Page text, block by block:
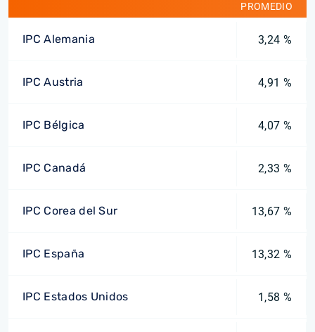
PROMEDIO
IPC Alemania 3,24 %
IPC Austria 4,91 %
IPC Bélgica 4,07 %
IPC Canadá 2,33 %
IPC Corea del Sur 13,67 %
IPC España 13,32 %
IPC Estados Unidos 1,58 %